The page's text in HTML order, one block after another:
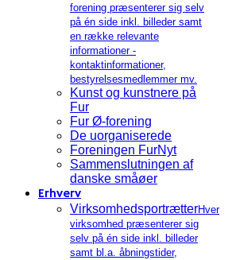
forening præsenterer sig selv
på én side inkl. billeder samt
en række relevante
informationer -
kontaktinformationer,
bestyrelsesmedlemmer mv.
Kunst og kunstnere på
Fur
Fur Ø-forening
De uorganiserede
Foreningen FurNyt
Sammenslutningen af
danske småøer
Erhverv
VirksomhedsportrætterHver
virksomhed præsenterer sig
selv på én side inkl. billeder
samt bl.a. åbningstider,